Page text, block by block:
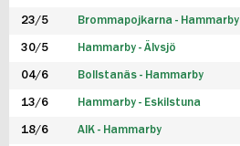
23/5 Brommapojkarna - Hammarby
30/5 Hammarby - Älvsjö
04/6 Bollstanäs - Hammarby
13/6 Hammarby - Eskilstuna
18/6 AIK - Hammarby